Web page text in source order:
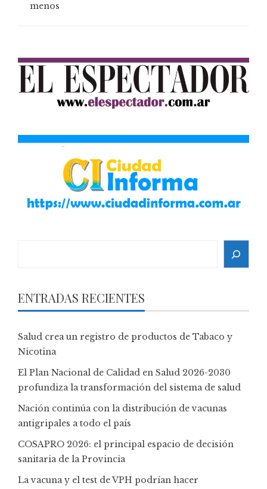
menos
ENTRADAS RECIENTES
Salud crea un registro de productos de Tabaco y
Nicotina
El Plan Nacional de Calidad en Salud 2026-2030
profundiza la transformación del sistema de salud
Nación continúa con la distribución de vacunas
antigripales a todo el país
COSAPRO 2026: el principal espacio de decisión
sanitaria de la Provincia
La vacuna y el test de VPH podrían hacer